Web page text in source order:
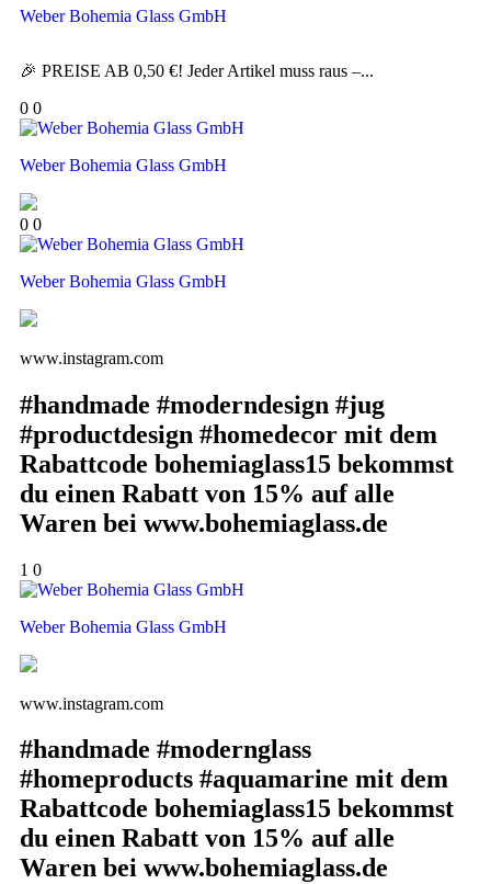
Weber Bohemia Glass GmbH
🎉 PREISE AB 0,50 €! Jeder Artikel muss raus –...
0 0
Weber Bohemia Glass GmbH
0 0
Weber Bohemia Glass GmbH
www.instagram.com
#handmade #moderndesign #jug
#productdesign #homedecor mit dem
Rabattcode bohemiaglass15 bekommst
du einen Rabatt von 15% auf alle
Waren bei www.bohemiaglass.de
1 0
Weber Bohemia Glass GmbH
www.instagram.com
#handmade #modernglass
#homeproducts #aquamarine mit dem
Rabattcode bohemiaglass15 bekommst
du einen Rabatt von 15% auf alle
Waren bei www.bohemiaglass.de